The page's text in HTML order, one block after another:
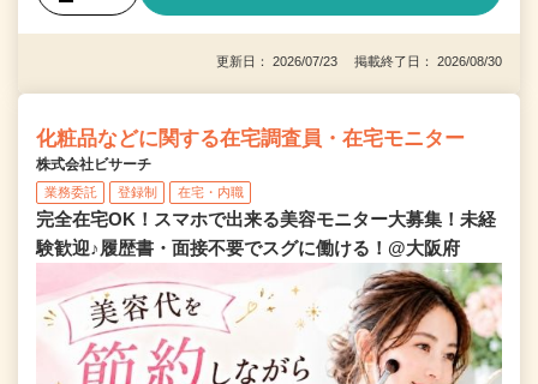
更新日： 2026/07/23 掲載終了日： 2026/08/30
化粧品などに関する在宅調査員・在宅モニター
株式会社ビサーチ
業務委託 登録制 在宅・内職
完全在宅OK！スマホで出来る美容モニター大募集！未経
験歓迎♪履歴書・面接不要でスグに働ける！@大阪府